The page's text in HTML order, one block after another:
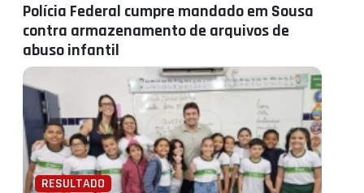
Polícia Federal cumpre mandado em Sousa
contra armazenamento de arquivos de
abuso infantil
RESULTADO